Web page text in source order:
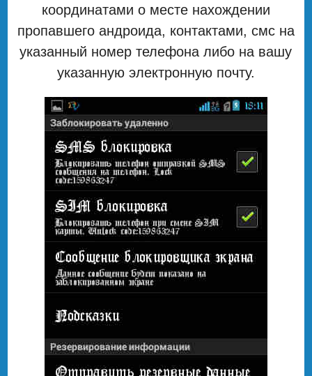
координатами о месте нахождении
пропавшего андроида, контактами, смс на
указанный номер телефона либо на вашу
указанную электронную почту.